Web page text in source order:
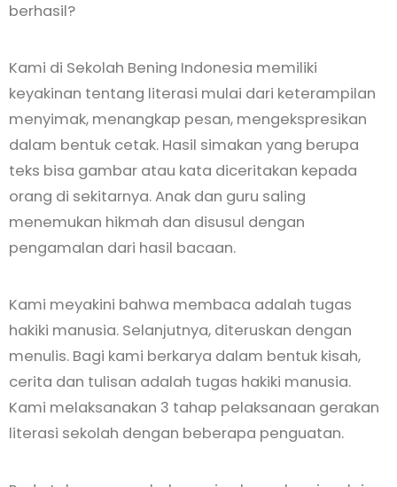
berhasil?
Kami di Sekolah Bening Indonesia memiliki
keyakinan tentang literasi mulai dari keterampilan
menyimak, menangkap pesan, mengekspresikan
dalam bentuk cetak. Hasil simakan yang berupa
teks bisa gambar atau kata diceritakan kepada
orang di sekitarnya. Anak dan guru saling
menemukan hikmah dan disusul dengan
pengamalan dari hasil bacaan.
Kami meyakini bahwa membaca adalah tugas
hakiki manusia. Selanjutnya, diteruskan dengan
menulis. Bagi kami berkarya dalam bentuk kisah,
cerita dan tulisan adalah tugas hakiki manusia.
Kami melaksanakan 3 tahap pelaksanaan gerakan
literasi sekolah dengan beberapa penguatan.